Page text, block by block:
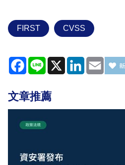
FIRST CVSS
Facebook
Line X LinkedIn
Email
文章推薦